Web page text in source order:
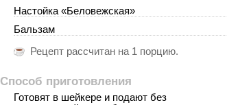
Настойка «Беловежская»
Бальзам
Рецепт рассчитан на 1 порцию.
Способ приготовления
Готовят в шейкере и подают без